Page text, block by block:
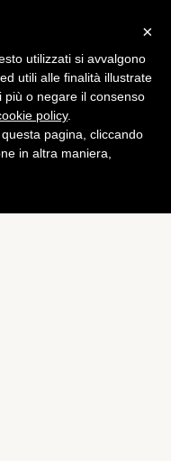
×
utilizzati si avvalgono
utili alle finalità illustrate
più o negare il consenso
policy.
pagina, cliccando
in altra maniera,